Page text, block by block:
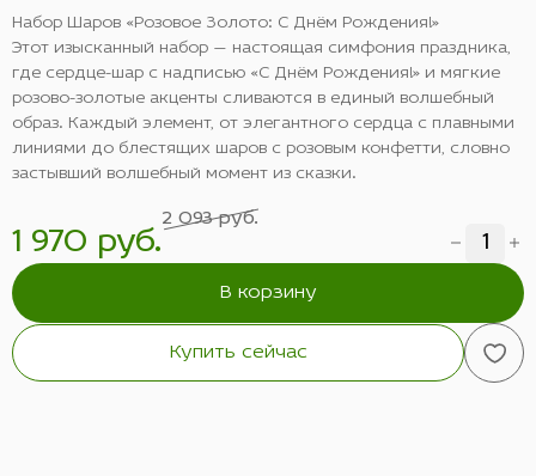
Набор Шаров «Розовое Золото: С Днём Рождения!»
Этот изысканный набор — настоящая симфония праздника,
где сердце-шар с надписью «С Днём Рождения!» и мягкие
розово-золотые акценты сливаются в единый волшебный
образ. Каждый элемент, от элегантного сердца с плавными
линиями до блестящих шаров с розовым конфетти, словно
застывший волшебный момент из сказки.
1 970 руб.
2 093 руб.
В корзину
Купить сейчас